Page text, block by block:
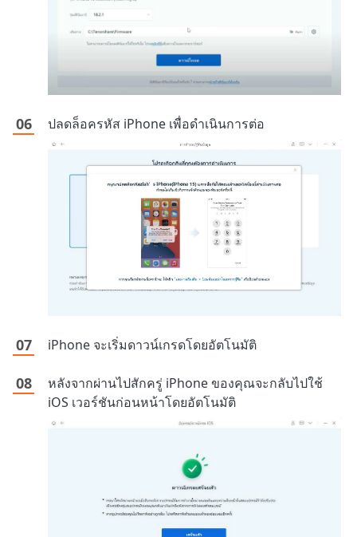
ปลดล็อครหัส iPhone เพื่อดำเนินการต่อ
iPhone จะเริ่มดาวน์เกรดโดยอัตโนมัติ
หลังจากผ่านไปสักครู่ iPhone ของคุณจะกลับไปใช้
iOS เวอร์ชันก่อนหน้าโดยอัตโนมัติ